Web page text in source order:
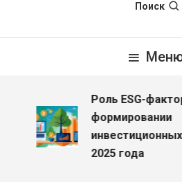
Поиск
Роль ESG-
формировании
инвестиционных
2025 года